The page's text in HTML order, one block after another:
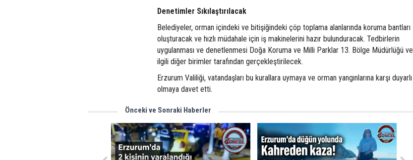
Denetimler Sıkılaştırılacak
Belediyeler, orman içindeki ve bitişiğindeki çöp toplama alanlarında koruma bantları
oluşturacak ve hızlı müdahale için iş makinelerini hazır bulunduracak. Tedbirlerin
uygulanması ve denetlenmesi Doğa Koruma ve Milli Parklar 13. Bölge Müdürlüğü ve
ilgili diğer birimler tarafından gerçekleştirilecek.
Erzurum Valiliği, vatandaşları bu kurallara uymaya ve orman yangınlarına karşı duyarlı
olmaya davet etti.
Önceki ve Sonraki Haberler